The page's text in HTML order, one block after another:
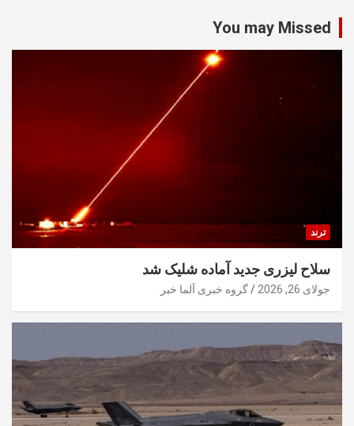
You may Missed
ترند
سلاح لیزری جدید آماده شلیک شد
جولای 26, 2026 گروه خبری آلما خبر